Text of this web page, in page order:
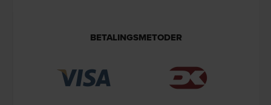
BETALINGSMETODER